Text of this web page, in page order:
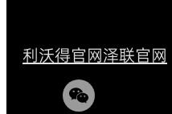
利沃得官网泽联官网